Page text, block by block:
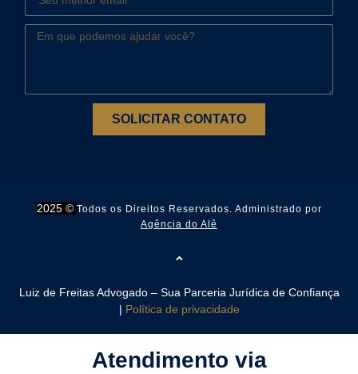
SOLICITAR CONTATO
2025 © Todos os Direitos Reservados. Administrado por
Agência do Alê
Luiz de Freitas Advogado – Sua Parceria Jurídica de Confiança
| Política de privacidade
Atendimento via